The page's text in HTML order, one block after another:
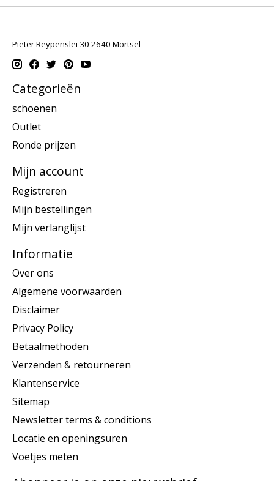
Pieter Reypenslei 30 2640 Mortsel
Categorieën
schoenen
Outlet
Ronde prijzen
Mijn account
Registreren
Mijn bestellingen
Mijn verlanglijst
Informatie
Over ons
Algemene voorwaarden
Disclaimer
Privacy Policy
Betaalmethoden
Verzenden & retourneren
Klantenservice
Sitemap
Newsletter terms & conditions
Locatie en openingsuren
Voetjes meten